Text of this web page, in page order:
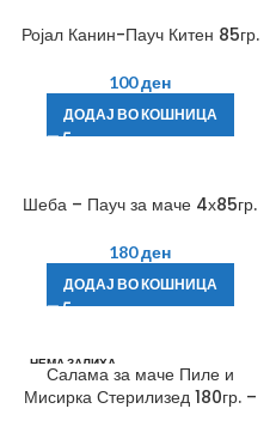
Ројал Канин-Пауч Китен 85гр.
100ден
ДОДАЈ ВО КОШНИЦА
Шеба – Пауч за маче 4х85гр.
180ден
ДОДАЈ ВО КОШНИЦА
НЕМА ЗАЛИХА
Салама за маче Пиле и
Мисирка Стерилизед 180гр. –